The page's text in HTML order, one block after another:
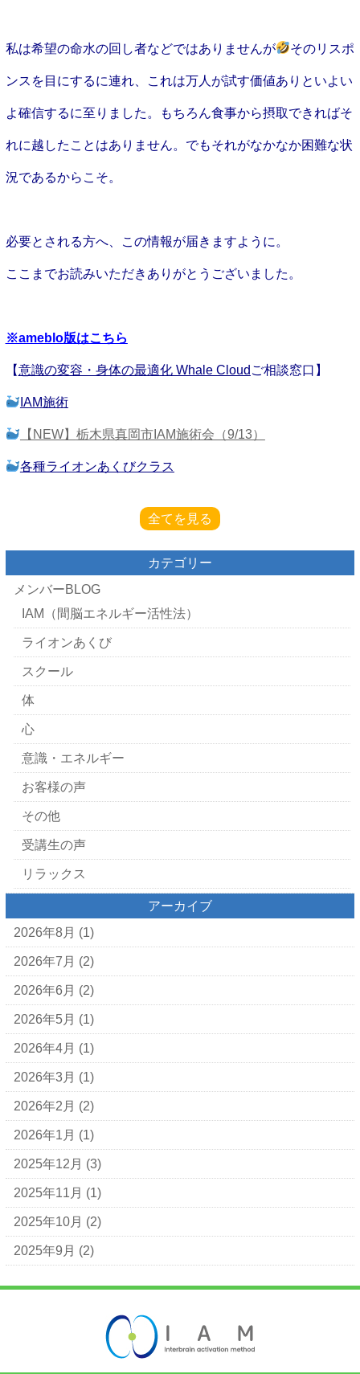
私は希望の命水の回し者などではありませんが そのリスポ
ンスを目にするに連れ、これは万人が試す価値ありといよい
よ確信するに至りました。もちろん食事から摂取できればそ
れに越したことはありません。でもそれがなかなか困難な状
況であるからこそ。
必要とされる方へ、この情報が届きますように。
ここまでお読みいただきありがとうございました。
※ameblo版はこちら
【意識の変容・身体の最適化 Whale Cloud ご相談窓口】
IAM施術
【NEW】 栃木県真岡市IAM施術会（9/13）
各種ライオンあくびクラス
全てを見る
カテゴリー
メンバーBLOG
IAM（間脳エネルギー活性法）
ライオンあくび
スクール
体
心
意識・エネルギー
お客様の声
その他
受講生の声
リラックス
アーカイブ
2026年8月 (1)
2026年7月 (2)
2026年6月 (2)
2026年5月 (1)
2026年4月 (1)
2026年3月 (1)
2026年2月 (2)
2026年1月 (1)
2025年12月 (3)
2025年11月 (1)
2025年10月 (2)
2025年9月 (2)